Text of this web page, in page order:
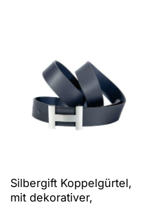
Silbergift Koppelgürtel,
mit dekorativer,